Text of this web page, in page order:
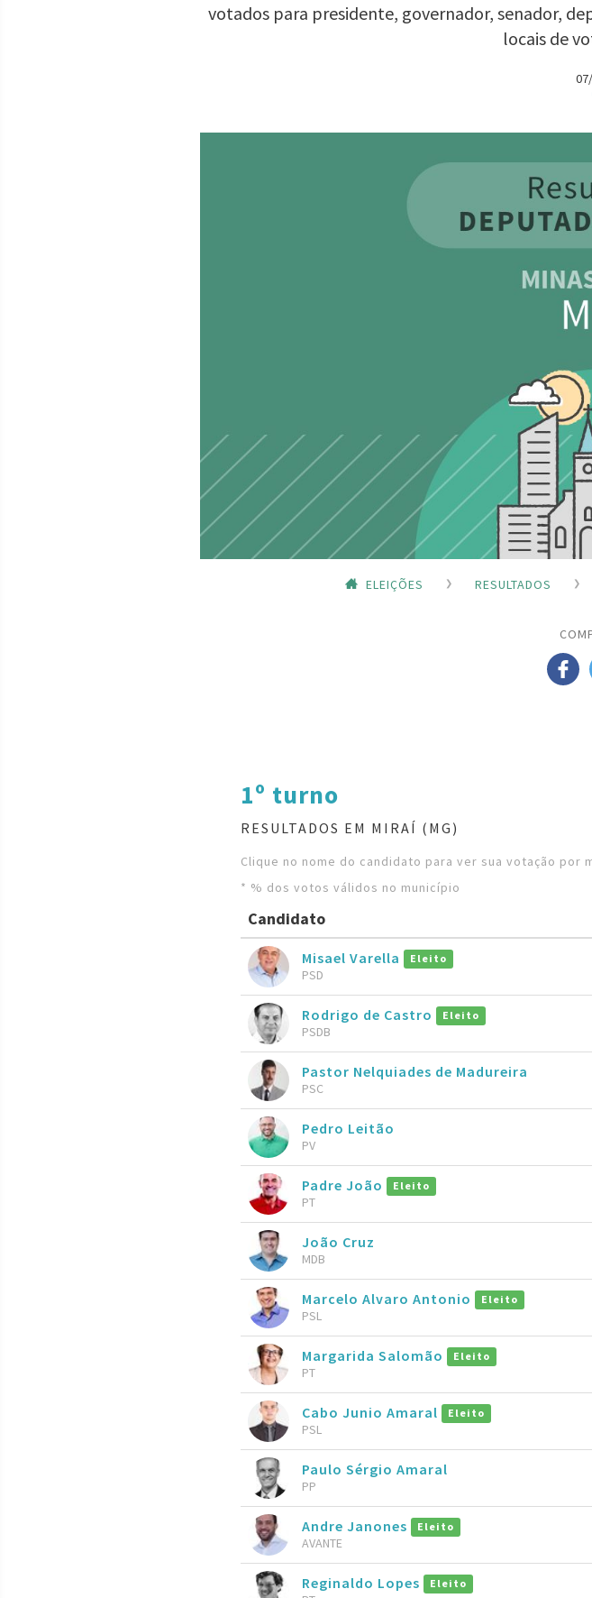
votados para presidente, governador, senador,
locais de
ELEIÇÕES RESULTADOS
1º turno
RESULTADOS EM MIRAÍ (MG)
Clique no nome do candidato para ver sua votação por
* % dos votos válidos no município
Candidato
Misael Varella Eleito
PSD
Rodrigo de Castro Eleito
PSDB
Pastor Nelquiades de Madureira
PSC
Pedro Leitão
PV
Padre João Eleito
PT
João Cruz
MDB
Marcelo Alvaro Antonio Eleito
PSL
Margarida Salomão Eleito
PT
Cabo Junio Amaral Eleito
PSL
Paulo Sérgio Amaral
PP
Andre Janones Eleito
AVANTE
Reginaldo Lopes Eleito